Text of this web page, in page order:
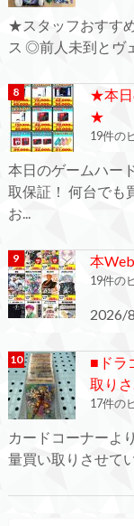
★スタッフおすす
ス ◎前人未到とヴ
★本日
★
19件の
本日のゲームハー
取保証！ 何台でも
お...
本
19件の
■ドラ
取りさ
17件の
カードコーナーよ
量買い取りさせて